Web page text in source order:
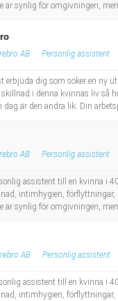
synlig för omgivningen,
AB Personlig assistent
erbjuda dig som söker en ny
i denna kvinnas liv så
är den andra lik. Din
AB Personlig assistent
assistent till en kvinna i
intimhygien,
synlig för omgivningen,
AB Personlig assistent
assistent till en kvinna i
intimhygien,